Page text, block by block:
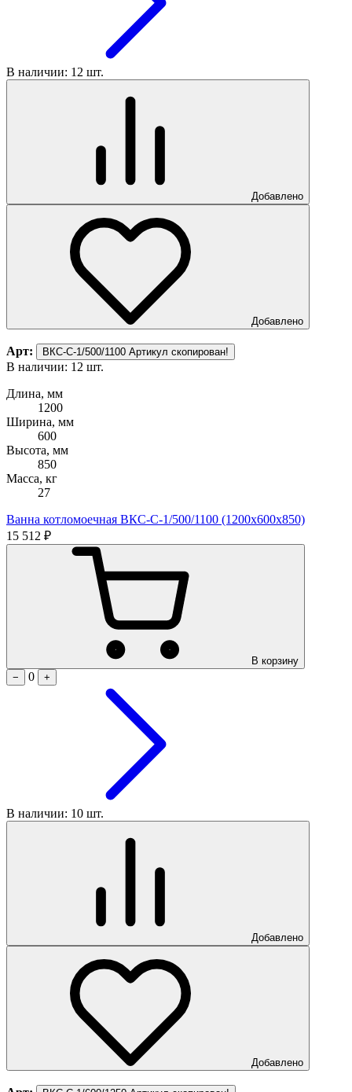
В наличии: 12 шт.
Добавлено
Добавлено
Арт: ВКС-С-1/500/1100 Артикул скопирован!
В наличии: 12 шт.
Длина, мм
1200
Ширина, мм
600
Высота, мм
850
Масса, кг
27
Ванна котломоечная ВКС-С-1/500/1100 (1200х600х850)
15 512 ₽
В корзину
−
0 +
В наличии: 10 шт.
Добавлено
Добавлено